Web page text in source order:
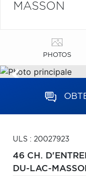
MASSON
PHOTOS
ULS : 20027923
46 CH.
DU-LAC-